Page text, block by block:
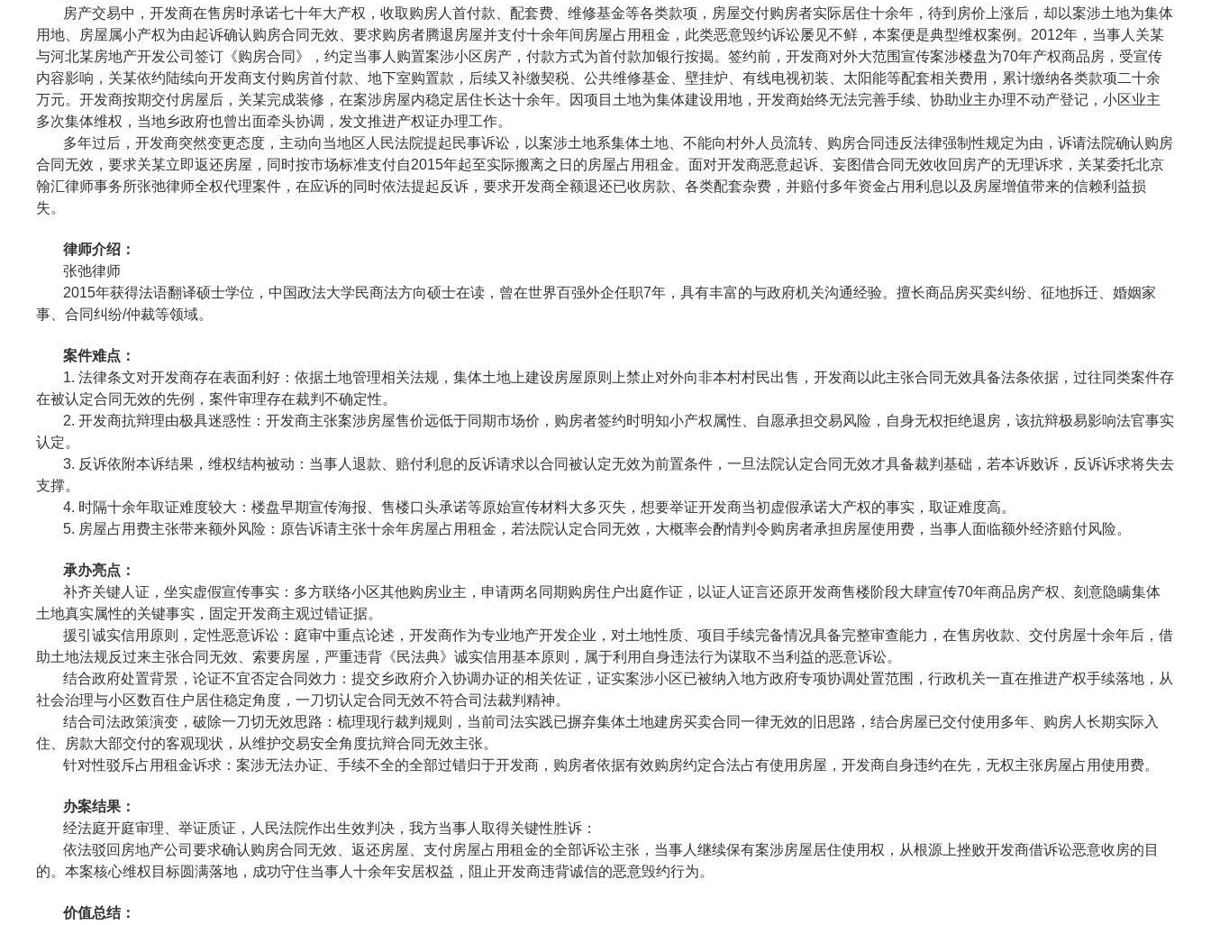
房产交易中，开发商在售房时承诺七十年大产权，收取购房人首付款、配套费、维修基金等各类款项，房屋交付购房者实际居住十余年，待到房价上涨后，却以案涉土地为集体
用地、房屋属小产权为由起诉确认购房合同无效、要求购房者腾退房屋并支付十余年间房屋占用租金，此类恶意毁约诉讼屡见不鲜，本案便是典型维权案例。2012年，当事人关某
与河北某房地产开发公司签订《购房合同》，约定当事人购置案涉小区房产，付款方式为首付款加银行按揭。签约前，开发商对外大范围宣传案涉楼盘为70年产权商品房，受宣传
内容影响，关某依约陆续向开发商支付购房首付款、地下室购置款，后续又补缴契税、公共维修基金、壁挂炉、有线电视初装、太阳能等配套相关费用，累计缴纳各类款项二十余
万元。开发商按期交付房屋后，关某完成装修，在案涉房屋内稳定居住长达十余年。因项目土地为集体建设用地，开发商始终无法完善手续、协助业主办理不动产登记，小区业主
多次集体维权，当地乡政府也曾出面牵头协调，发文推进产权证办理工作。
多年过后，开发商突然变更态度，主动向当地区人民法院提起民事诉讼，以案涉土地系集体土地、不能向村外人员流转、购房合同违反法律强制性规定为由，诉请法院确认购房
合同无效，要求关某立即返还房屋，同时按市场标准支付自2015年起至实际搬离之日的房屋占用租金。面对开发商恶意起诉、妄图借合同无效收回房产的无理诉求，关某委托北京
翰汇律师事务所张弛律师全权代理案件，在应诉的同时依法提起反诉，要求开发商全额退还已收房款、各类配套杂费，并赔付多年资金占用利息以及房屋增值带来的信赖利益损
失。
律师介绍：
张弛律师
2015年获得法语翻译硕士学位，中国政法大学民商法方向硕士在读，曾在世界百强外企任职7年，具有丰富的与政府机关沟通经验。擅长商品房买卖纠纷、征地拆迁、婚姻家
事、合同纠纷/仲裁等领域。
案件难点：
1. 法律条文对开发商存在表面利好：依据土地管理相关法规，集体土地上建设房屋原则上禁止对外向非本村村民出售，开发商以此主张合同无效具备法条依据，过往同类案件存
在被认定合同无效的先例，案件审理存在裁判不确定性。
2. 开发商抗辩理由极具迷惑性：开发商主张案涉房屋售价远低于同期市场价，购房者签约时明知小产权属性、自愿承担交易风险，自身无权拒绝退房，该抗辩极易影响法官事实
认定。
3. 反诉依附本诉结果，维权结构被动：当事人退款、赔付利息的反诉请求以合同被认定无效为前置条件，一旦法院认定合同无效才具备裁判基础，若本诉败诉，反诉诉求将失去
支撑。
4. 时隔十余年取证难度较大：楼盘早期宣传海报、售楼口头承诺等原始宣传材料大多灭失，想要举证开发商当初虚假承诺大产权的事实，取证难度高。
5. 房屋占用费主张带来额外风险：原告诉请主张十余年房屋占用租金，若法院认定合同无效，大概率会酌情判令购房者承担房屋使用费，当事人面临额外经济赔付风险。
承办亮点：
补齐关键人证，坐实虚假宣传事实：多方联络小区其他购房业主，申请两名同期购房住户出庭作证，以证人证言还原开发商售楼阶段大肆宣传70年商品房产权、刻意隐瞒集体
土地真实属性的关键事实，固定开发商主观过错证据。
援引诚实信用原则，定性恶意诉讼：庭审中重点论述，开发商作为专业地产开发企业，对土地性质、项目手续完备情况具备完整审查能力，在售房收款、交付房屋十余年后，借
助土地法规反过来主张合同无效、索要房屋，严重违背《民法典》诚实信用基本原则，属于利用自身违法行为谋取不当利益的恶意诉讼。
结合政府处置背景，论证不宜否定合同效力：提交乡政府介入协调办证的相关佐证，证实案涉小区已被纳入地方政府专项协调处置范围，行政机关一直在推进产权手续落地，从
社会治理与小区数百住户居住稳定角度，一刀切认定合同无效不符合司法裁判精神。
结合司法政策演变，破除一刀切无效思路：梳理现行裁判规则，当前司法实践已摒弃集体土地建房买卖合同一律无效的旧思路，结合房屋已交付使用多年、购房人长期实际入
住、房款大部交付的客观现状，从维护交易安全角度抗辩合同无效主张。
针对性驳斥占用租金诉求：案涉无法办证、手续不全的全部过错归于开发商，购房者依据有效购房约定合法占有使用房屋，开发商自身违约在先，无权主张房屋占用使用费。
办案结果：
经法庭开庭审理、举证质证，人民法院作出生效判决，我方当事人取得关键性胜诉：
依法驳回房地产公司要求确认购房合同无效、返还房屋、支付房屋占用租金的全部诉讼主张，当事人继续保有案涉房屋居住使用权，从根源上挫败开发商借诉讼恶意收房的目
的。本案核心维权目标圆满落地，成功守住当事人十余年安居权益，阻止开发商违背诚信的恶意毁约行为。
价值总结：